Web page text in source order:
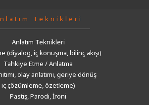
Teknikleri
Anlatım Teknikleri
(diyalog, iç konuşma, bilinç akışı)
Tahkiye Etme / Anlatma
olay anlatımı, geriye dönüş
iç çözümleme, özetleme)
Pastiş, Parodi, İroni